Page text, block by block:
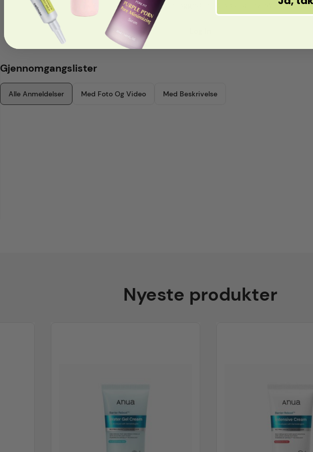
You must be logged in to post a review
Gjennomgangslister
Alle Anmeldelser Med Foto Og Video Med Beskrivelse
Nyeste produkter